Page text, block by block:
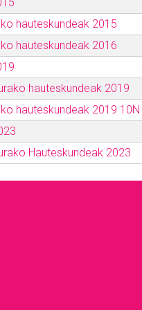
hauteskundeak 2015
hauteskundeak 2016
hauteskundeak 2019
hauteskundeak 2019 10N
Hauteskundeak 2023